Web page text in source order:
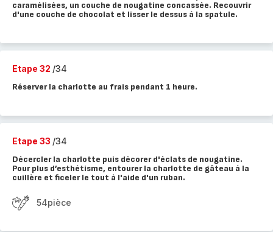
caramélisées, un couche de nougatine concassée. Recouvrir
d'une couche de chocolat et lisser le dessus à la spatule.
Etape 32 /34
Réserver la charlotte au frais pendant 1 heure.
Etape 33 /34
Décercler la charlotte puis décorer d'éclats de nougatine.
Pour plus d’esthétisme, entourer la charlotte de gâteau à la
cuillère et ficeler le tout à l'aide d'un ruban.
54pièce